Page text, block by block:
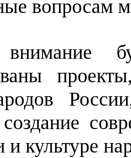
вопросам
и культуре